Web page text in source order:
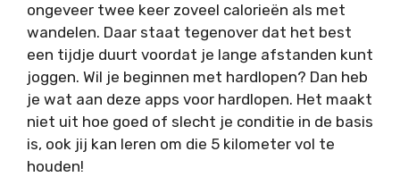
ongeveer twee keer zoveel calorieën als met
wandelen. Daar staat tegenover dat het best
een tijdje duurt voordat je lange afstanden kunt
joggen. Wil je beginnen met hardlopen? Dan heb
je wat aan deze apps voor hardlopen. Het maakt
niet uit hoe goed of slecht je conditie in de basis
is, ook jij kan leren om die 5 kilometer vol te
houden!